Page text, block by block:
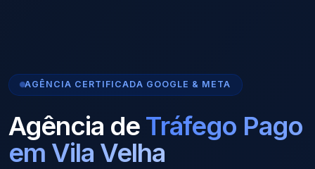
AGÊNCIA CERTIFICADA GOOGLE & META
Agência de Tráfego Pago
em Vila Velha